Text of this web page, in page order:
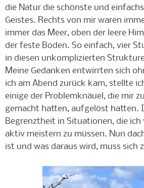
die Natur die schönste und
Geistes. Rechts von mir waren
immer das Meer, oben der leere
der feste Boden. So einfach, vier
in diesen unkomplizierten
Meine Gedanken entwirrten sich
ich am Abend zurück kam, stellte
einige der Problemknäuel, die mir
gemacht hatten, aufgelöst hatten.
Begrenztheit in Situationen, die ich
aktiv meistern zu müssen. Nun
ist und was daraus wird, muss sich